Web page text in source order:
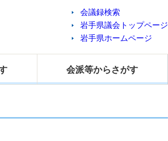
会議録検索
岩手県議会トップページ
岩手県ホームページ
会派等からさがす